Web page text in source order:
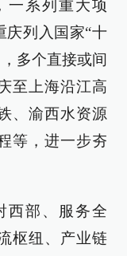
一系列重大项
庆列入国家“十
多个直接或间
至上海沿江高
、渝西水资源
等，进一步夯
西部、服务全
枢纽、产业链